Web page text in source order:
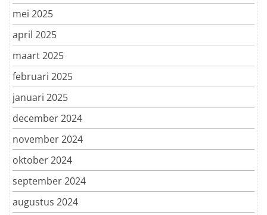
mei 2025
april 2025
maart 2025
februari 2025
januari 2025
december 2024
november 2024
oktober 2024
september 2024
augustus 2024